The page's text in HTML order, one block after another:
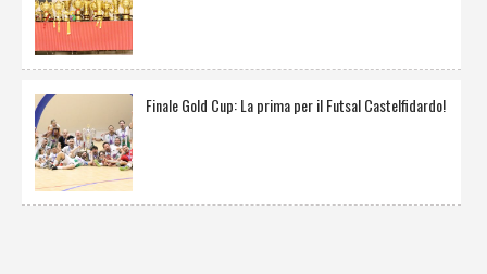
Finale Gold Cup: La prima per il Futsal Castelfidardo!